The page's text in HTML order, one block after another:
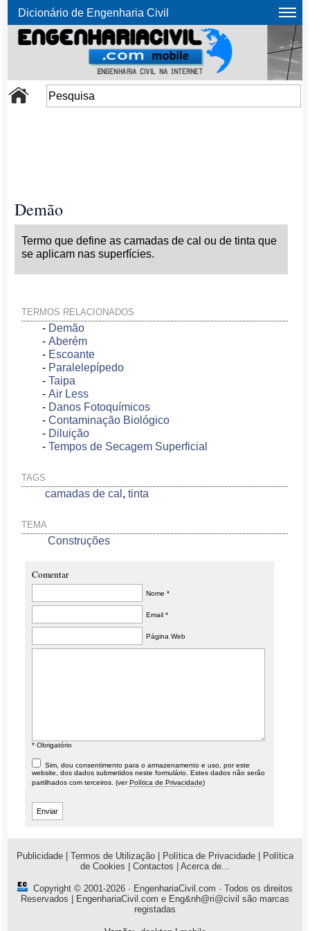
Dicionário de Engenharia Civil
Demão
Termo que define as camadas de cal ou de tinta que
se aplicam nas superfícies.
TERMOS RELACIONADOS
- Demão
-Aberém
- Escoante
- Paralelepípedo
-Taipa
-Air Less
- Danos Fotoquímicos
-Contaminação Biológico
- Diluição
-Tempos de Secagem Superficial
TAGS
camadas de cal ,tinta
TEMA
Construções
Comentar
Nome *
Email *
Página Web
* Obrigatório
Sim, dou consentimento para o armazenamento e uso, por este
website, dos dados submetidos neste formulário. Estes dados não serão
partilhados com terceiros. (verPolítica de Privacidade)
Publicidade Termos de Utilização Política de Privacidade
Política
de Cookies
Contactos Acerca de...
Copyright © 2001-2026 · EngenhariaCivil.com · Todos os direitos
Reservados | EngenhariaCivil.com e Eng&nh@ri@civil são marcas
registadas